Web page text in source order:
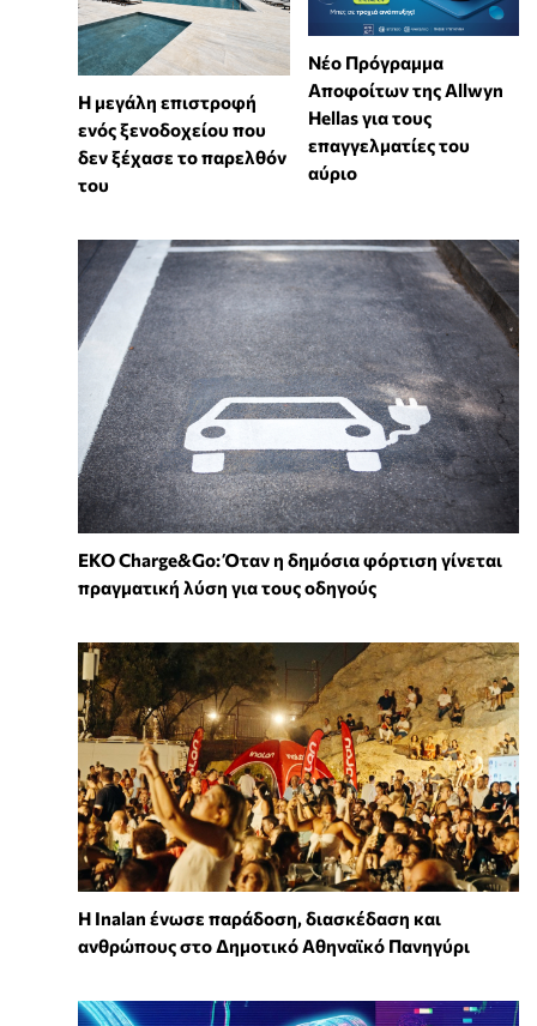
Η μεγάλη επιστροφή
ενός ξενοδοχείου που
δεν ξέχασε το παρελθόν
του
Νέο Πρόγραμμα
Αποφοίτων της Allwyn
Hellas για τους
επαγγελματίες του
αύριο
EKO Charge&Go: Όταν η δημόσια φόρτιση γίνεται
πραγματική λύση για τους οδηγούς
Η Inalan ένωσε παράδοση, διασκέδαση και
ανθρώπους στο Δημοτικό Αθηναϊκό Πανηγύρι